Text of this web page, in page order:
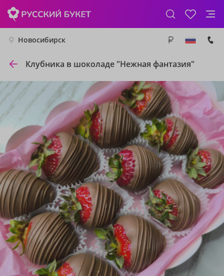
Новосибирск
Клубника в шоколаде "Нежная фантазия"